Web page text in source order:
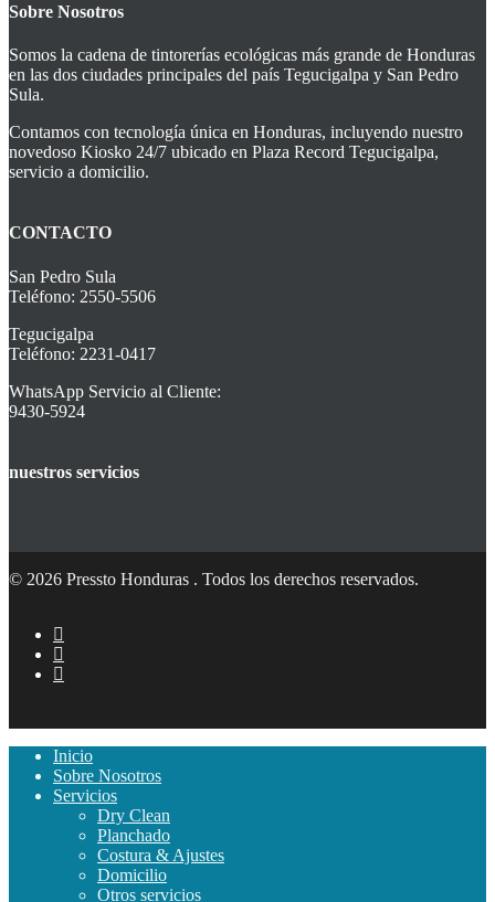
Sobre Nosotros
Somos la cadena de tintorerías ecológicas más grande de Honduras
en las dos ciudades principales del país Tegucigalpa y San Pedro
Sula.
Contamos con tecnología única en Honduras, incluyendo nuestro
novedoso Kiosko 24/7 ubicado en Plaza Record Tegucigalpa,
servicio a domicilio.
CONTACTO
San Pedro Sula
Teléfono: 2550-5506
Tegucigalpa
Teléfono: 2231-0417
WhatsApp Servicio al Cliente:
9430-5924
nuestros servicios
© 2026 Pressto Honduras . Todos los derechos reservados.
Inicio
Sobre Nosotros
Servicios
Dry Clean
Planchado
Costura & Ajustes
Domicilio
Otros servicios